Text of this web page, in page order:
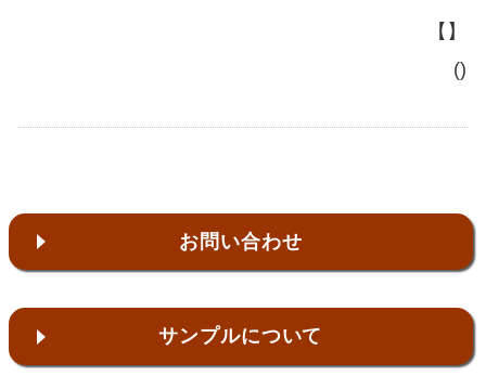
【】
()
お問い合わせ
サンプルについて